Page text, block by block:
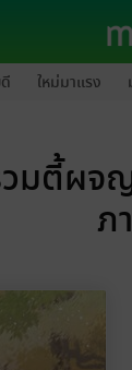
ใหม่มาแรง
มตี้ผจ
ภ